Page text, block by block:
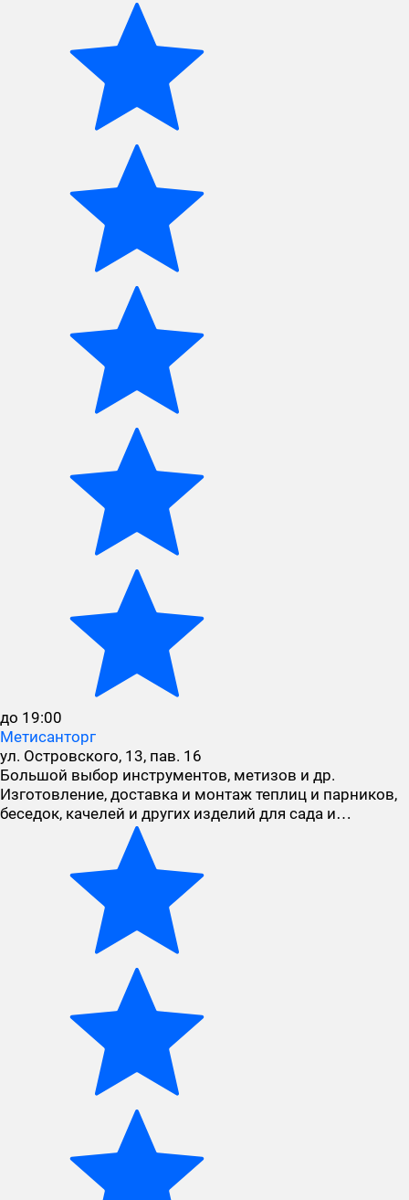
до 19:00
Метисанторг
ул. Островского, 13, пав. 16
Большой выбор инструментов, метизов и др.
Изготовление, доставка и монтаж теплиц и парников,
беседок, качелей и других изделий для сада и…